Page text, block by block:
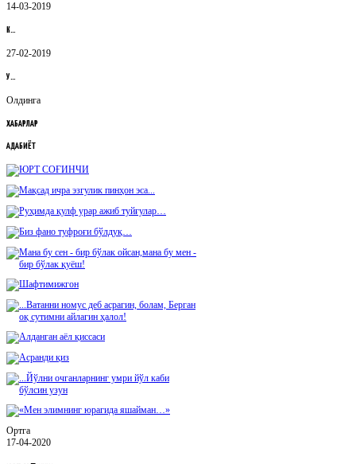
14-03-2019
К…
27-02-2019
У…
Олдинга
ХАБАРЛАР
АДАБИЁТ
Ортга
17-04-2020